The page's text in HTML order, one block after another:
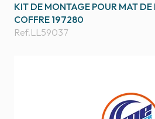
KIT DE MONTAGE POUR MAT
COFFRE 197280
Ref.LL59037